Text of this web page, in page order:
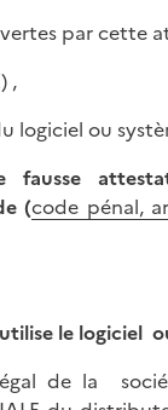
par cette
,
logiciel ou
fausse
(code pénal,
le logiciel
de la